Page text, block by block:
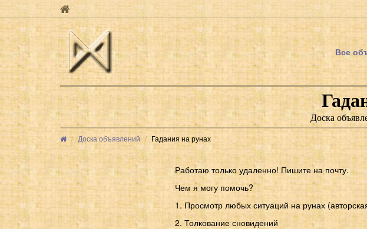
Все
Доска
Доска объявлений
Гадания на рунах
Работаю только удаленно! Пишите на почту.
Чем я могу помочь?
1. Просмотр любых ситуаций на рунах
2. Толкование сновидений